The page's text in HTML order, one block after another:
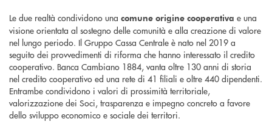
Le due realtà condividono una comune origine cooperativa e una
visione orientata al sostegno delle comunità e alla creazione di valore
nel lungo periodo. Il Gruppo Cassa Centrale è nato nel 2019 a
seguito dei provvedimenti di riforma che hanno interessato il credito
cooperativo. Banca Cambiano 1884, vanta oltre 130 anni di storia
nel credito cooperativo ed una rete di 41 filiali e oltre 440 dipendenti.
Entrambe condividono i valori di prossimità territoriale,
valorizzazione dei Soci, trasparenza e impegno concreto a favore
dello sviluppo economico e sociale dei territori.